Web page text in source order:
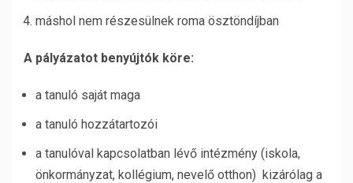
máshol nem részesülnek roma ösztöndíjban
A pályázatot benyújtók köre:
a tanuló saját maga
a tanuló hozzátartozói
a tanulóval kapcsolatban lévő intézmény (iskola,
önkormányzat, kollégium, nevelő otthon) kizárólag a